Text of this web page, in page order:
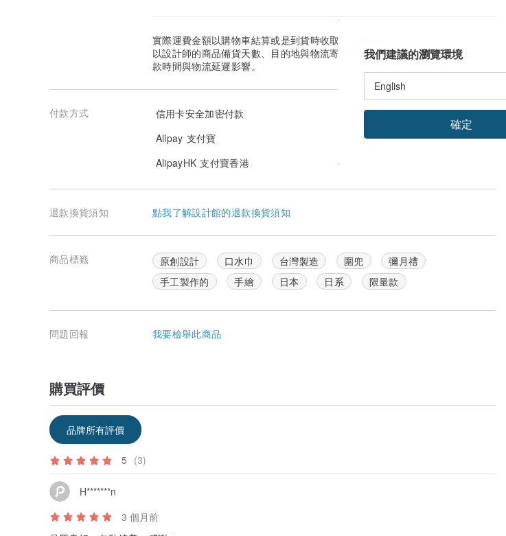
實際運費金額以購物車結算或是到貨時收取的金額為準。
以設計師的商品備貨天數、目的地與物流寄送天數估算。實際到貨日可能因付
款時間與物流延遲影響。
付款方式
信用卡安全加密付款
Alipay 支付寶
AlipayHK 支付寶香港
退款換貨須知 點我了解設計館的退款換貨須知
商品標籤 原創設計 口水巾 台灣製造 圍兜
彌月禮
手工製作的
手繪 日本 日系 限量款
問題回報 我要檢舉此商品
購買評價
品牌所有評價
5 (3)
H*******n
3 個月前
我們建議的瀏覽環境
確定